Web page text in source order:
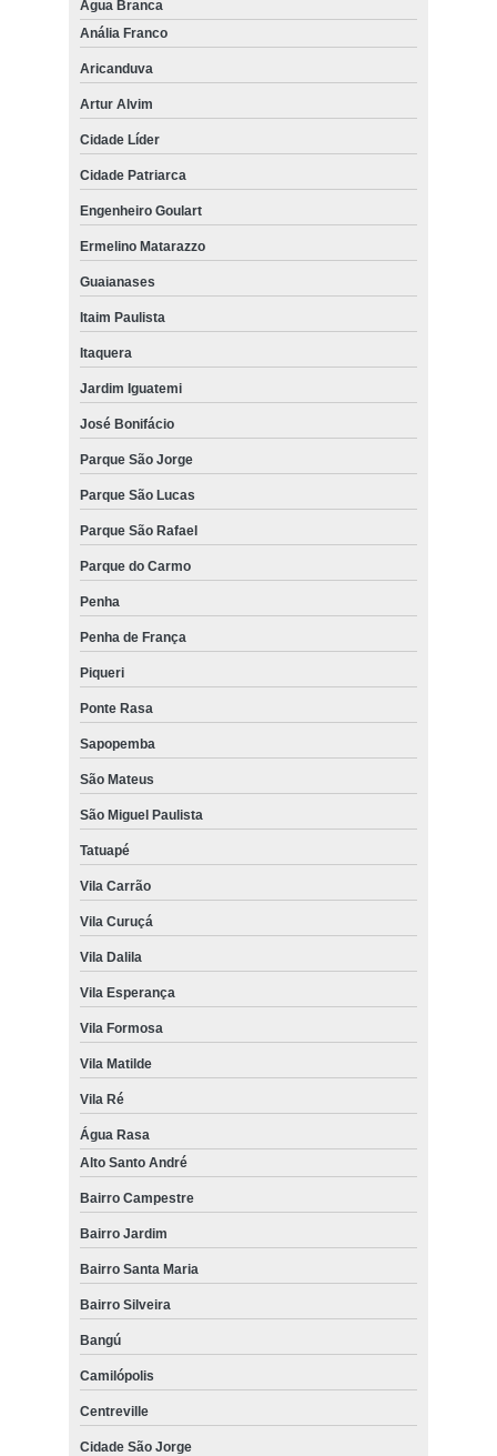
Água Branca
Anália Franco
Aricanduva
Artur Alvim
Cidade Líder
Cidade Patriarca
Engenheiro Goulart
Ermelino Matarazzo
Guaianases
Itaim Paulista
Itaquera
Jardim Iguatemi
José Bonifácio
Parque São Jorge
Parque São Lucas
Parque São Rafael
Parque do Carmo
Penha
Penha de França
Piqueri
Ponte Rasa
Sapopemba
São Mateus
São Miguel Paulista
Tatuapé
Vila Carrão
Vila Curuçá
Vila Dalila
Vila Esperança
Vila Formosa
Vila Matilde
Vila Ré
Água Rasa
Alto Santo André
Bairro Campestre
Bairro Jardim
Bairro Santa Maria
Bairro Silveira
Bangú
Camilópolis
Centreville
Cidade São Jorge